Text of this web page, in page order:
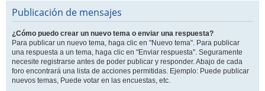
Publicación de mensajes
¿Cómo puedo crear un nuevo tema o enviar una respuesta?
Para publicar un nuevo tema, haga clic en "Nuevo tema". Para publicar
una respuesta a un tema, haga clic en "Enviar respuesta". Seguramente
necesite registrarse antes de poder publicar y responder. Abajo de cada
foro encontrará una lista de acciones permitidas. Ejemplo: Puede publicar
nuevos temas, Puede votar en las encuestas, etc.